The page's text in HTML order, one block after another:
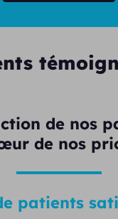
de nos
de nos
patients